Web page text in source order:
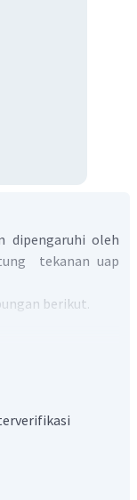
dipengaruhi oleh
tekanan uap
berikut.
dengan cara